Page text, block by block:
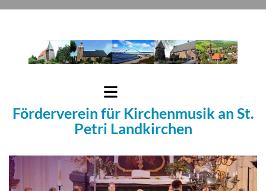
Förderverein für Kirchenmusik an St.
Petri Landkirchen